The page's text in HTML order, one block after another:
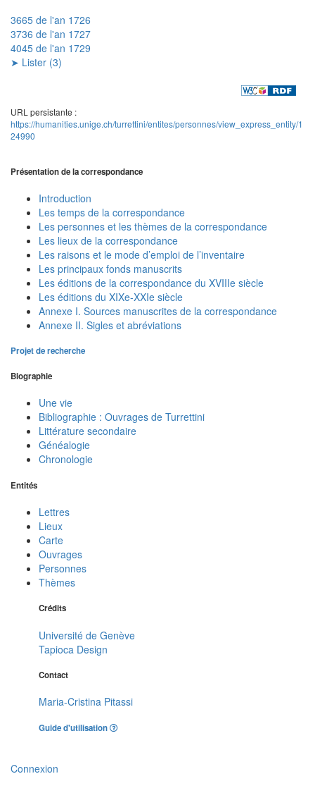
3665 de l'an 1726
3736 de l'an 1727
4045 de l'an 1729
➤ Lister (3)
URL persistante :
https://humanities.unige.ch/turrettini/entites/personnes/view_express_entity/1
24990
Présentation de la correspondance
Introduction
Les temps de la correspondance
Les personnes et les thèmes de la correspondance
Les lieux de la correspondance
Les raisons et le mode d’emploi de l’inventaire
Les principaux fonds manuscrits
Les éditions de la correspondance du XVIIIe siècle
Les éditions du XIXe-XXIe siècle
Annexe I. Sources manuscrites de la correspondance
Annexe II. Sigles et abréviations
Projet de recherche
Biographie
Une vie
Bibliographie : Ouvrages de Turrettini
Littérature secondaire
Généalogie
Chronologie
Entités
Lettres
Lieux
Carte
Ouvrages
Personnes
Thèmes
Crédits
Université de Genève
Tapioca Design
Contact
Maria-Cristina Pitassi
Guide d'utilisation
Connexion